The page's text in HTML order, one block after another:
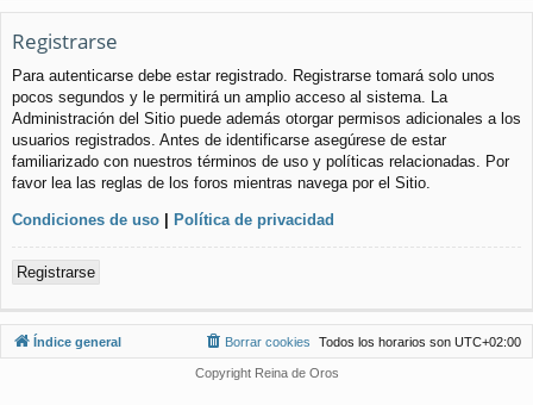
Registrarse
Para autenticarse debe estar registrado. Registrarse tomará solo unos
pocos segundos y le permitirá un amplio acceso al sistema. La
Administración del Sitio puede además otorgar permisos adicionales a los
usuarios registrados. Antes de identificarse asegúrese de estar
familiarizado con nuestros términos de uso y políticas relacionadas. Por
favor lea las reglas de los foros mientras navega por el Sitio.
Condiciones de uso | Política de privacidad
Registrarse
Índice general Todos los horarios son UTC+02:00
Borrar cookies
Copyright Reina de Oros